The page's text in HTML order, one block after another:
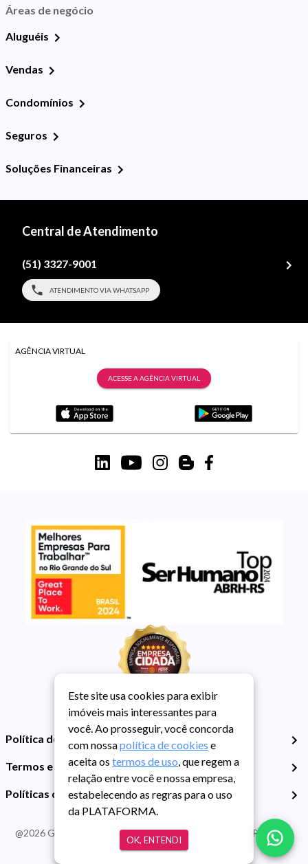
Áreas de negócio
Aluguéis
Vendas
Condomínios
Seguros
Soluções Financeiras
Central de Atendimento
(51) 3327-9001
ATENDIMENTO VIA WHATSAPP
AGÊNCIA VIRTUAL
ACESSE A AGÊNCIA VIRTUAL
Política de Privacidade
Termos e Condições de Uso
Políticas de Cookies
@2026Guarida Imóvel. Todos os direitos reservados. CRECI RS -
413J | CNPJ Guarida: 89.398.606/0001-30
Este site usa cookies para exibir
imóveis mais interessantes para
você. Ao prosseguir, você concorda
com nossapolítica de cookies e
aceita os termos de uso, que regem a
relação entre você e nossa empresa,
estabelecendo as regras para o uso
da PLATAFORMA.
OK, ENTENDI